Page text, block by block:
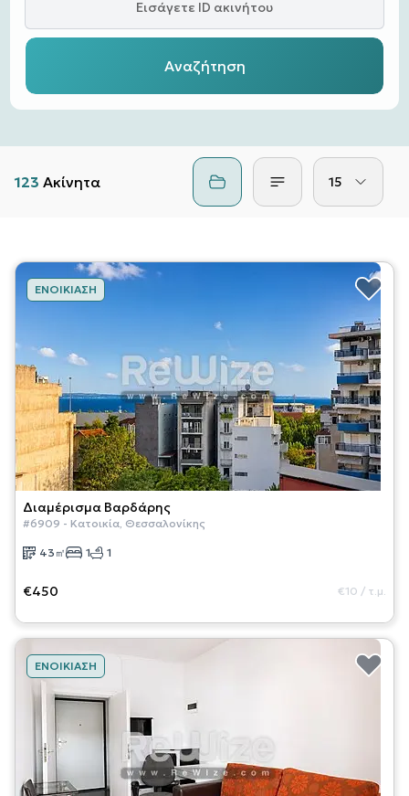
Εισάγετε ID ακινήτου
Αναζήτηση
123 Ακίνητα 15
ΕΝΟΙΚΊΑΣΗ
Διαμέρισμα Βαρδάρης
#6909 - Κατοικία, Θεσσαλονίκης
43 ㎡ 1 1
€450 €10 / τ.μ.
ΕΝΟΙΚΊΑΣΗ